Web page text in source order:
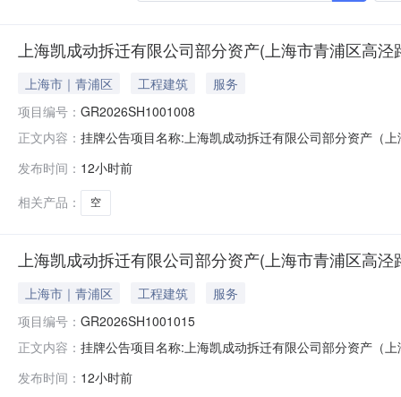
上海凯成动拆迁有限公司部分资产(上海市青浦区高
上海市｜青浦区 工程建筑
服务
项目编号： GR2026SH1001008
正文内容： 挂牌公告项目名称:上海凯成动拆迁有限公司部分资产（
电话:16628727766交易机构:业务联系人:无nbsp联系电
发布时间： 12小时前
相关产品：
空
上海凯成动拆迁有限公司部分资产(上海市青浦区高
上海市｜青浦区 工程建筑
服务
项目编号： GR2026SH1001015
正文内容： 挂牌公告项目名称:上海凯成动拆迁有限公司部分资产（
电话:16628727766交易机构:业务联系人:无nbsp联系电
发布时间： 12小时前